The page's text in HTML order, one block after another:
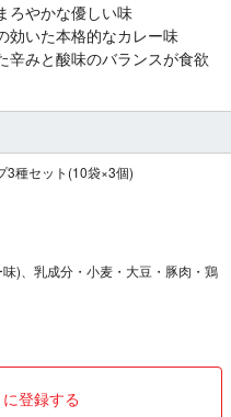
ろやかな優しい味
効いた本格的なカレー味
辛みと酸味のバランスが食欲
3種セット(10袋×3個)
)、乳成分・小麦・大豆・豚肉・鶏
登録する